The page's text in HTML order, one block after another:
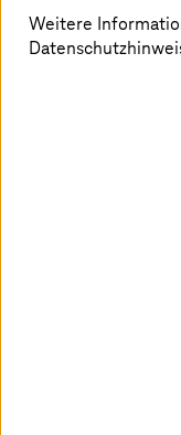
Mit der
Cloud undT-
Weitere